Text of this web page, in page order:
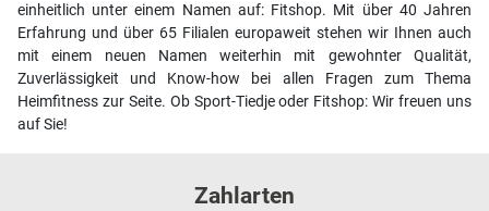
einheitlich unter einem Namen auf: Fitshop. Mit über 40 Jahren
Erfahrung und über 65 Filialen europaweit stehen wir Ihnen auch
mit einem neuen Namen weiterhin mit gewohnter Qualität,
Zuverlässigkeit und Know-how bei allen Fragen zum Thema
Heimfitness zur Seite. Ob Sport-Tiedje oder Fitshop: Wir freuen uns
auf Sie!
Zahlarten